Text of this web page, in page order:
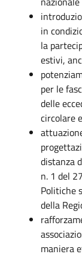
in
la
estivi,
per le
delle
circolare
distanza
n. 1 del
Politiche
della
maniera